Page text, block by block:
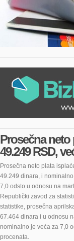
Prosečna neto
49.249 RSD,
Prosečna neto plata
49.249 dinara, i
7,0 odsto u odnosu na
Republički zavod za
statistike, prosečna
67.464 dinara i u odnosu
nominalno je veća za 7,0
procenata.